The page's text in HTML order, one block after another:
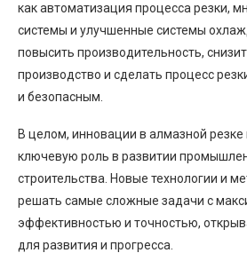
как автоматизация процесса резки,
системы и улучшенные системы
повысить производительность,
производство и сделать процесс
и безопасным.
В целом, инновации в алмазной
ключевую роль в развитии
строительства. Новые технологии и
решать самые сложные задачи с
эффективностью и точностью,
для развития и прогресса.